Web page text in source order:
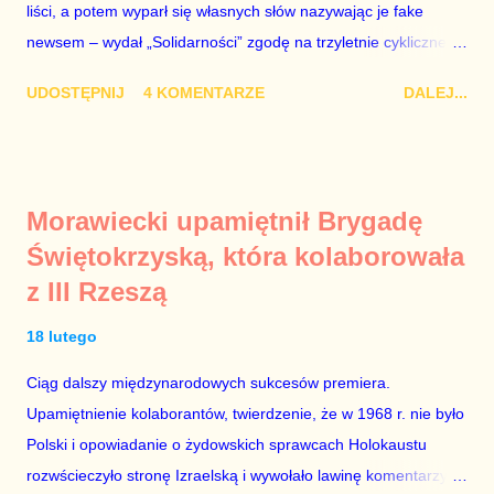
że chce być premierem. Grzegorz Schetyna nigdy tego nie
robi. Szkalowanie Koalicji Obywatelskiej to droga donikąd, a
liści, a potem wyparł się własnych słów nazywając je fake
newsem – wydał „Solidarności” zgodę na trzyletnie cykliczne
Sierpniowych, co oznacza, że 31 sierpnia przed Stocznią
przemian demokratycznych 1989 r. trwa w Polsce od dawna.
Ci, którzy przespali moment wielkiego narodowego zrywu albo
po prostu nie mieli odwagi stanąć naprzeciw brutalnej machiny
prawdziwych bohaterów, aby dodać znaczenie własnym
zupełnie nieheroicznym, a często wręcz znikomym działaniom
po stronie „Solidarności” w tamtych trudnych czasach. Lech
Kaczyński / fot. autor nieznany. Plan jest taki, aby zastąpić
Lecha Wałęs...
UDOSTĘPNIJ 4 KOMENTARZE DALEJ...
Morawiecki upamiętnił Brygadę
Świętokrzyską, która kolaborowała
z III Rzeszą
18 lutego
Ciąg dalszy międzynarodowych sukcesów premiera.
Upamiętnienie kolaborantów, twierdzenie, że w 1968 r. nie było
Polski i opowiadanie o żydowskich sprawcach Holokaustu
rozwścieczyło stronę Izraelską i wywołało lawinę komentarzy w